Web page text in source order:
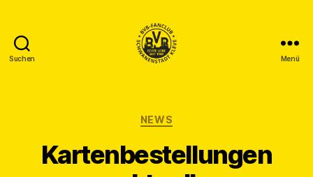
Suchen
Kleve
Menü
Kategorien
NEWS
Kartenbestellungen